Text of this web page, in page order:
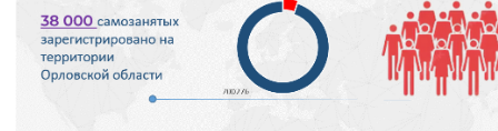
Цвет сайта
Монохромный Инверсивный
Синий фон